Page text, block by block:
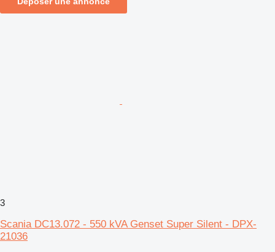
3
Scania DC13.072 - 550 kVA Genset Super Silent - DPX-
21036